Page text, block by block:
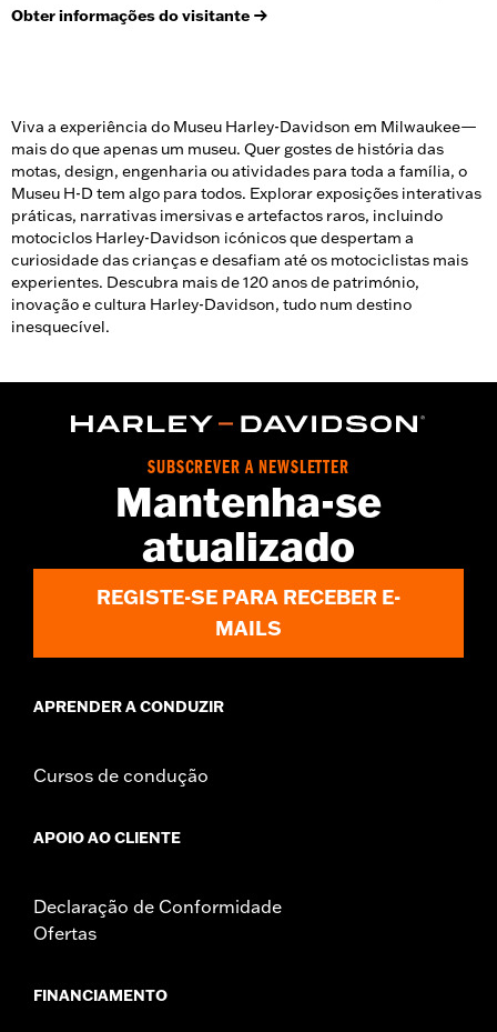
Obter informações do visitante
Viva a experiência do Museu Harley-Davidson em Milwaukee—
mais do que apenas um museu. Quer gostes de história das
motas, design, engenharia ou atividades para toda a família, o
Museu H-D tem algo para todos. Explorar exposições interativas
práticas, narrativas imersivas e artefactos raros, incluindo
motociclos Harley-Davidson icónicos que despertam a
curiosidade das crianças e desafiam até os motociclistas mais
experientes. Descubra mais de 120 anos de património,
inovação e cultura Harley-Davidson, tudo num destino
inesquecível.
SUBSCREVER A NEWSLETTER
Mantenha-se
atualizado
REGISTE-SE PARA RECEBER E-
MAILS
APRENDER A CONDUZIR
Cursos de condução
APOIO AO CLIENTE
Declaração de Conformidade
Ofertas
FINANCIAMENTO